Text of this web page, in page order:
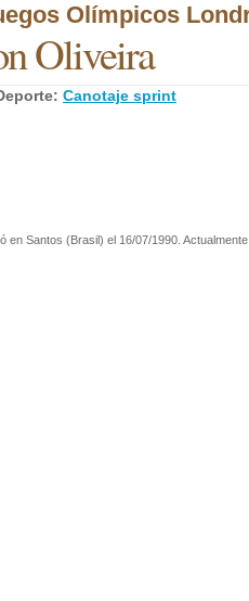
Olímpicos
Oliveira
Canotaje sprint
en Santos (Brasil) el 16/07/1990.